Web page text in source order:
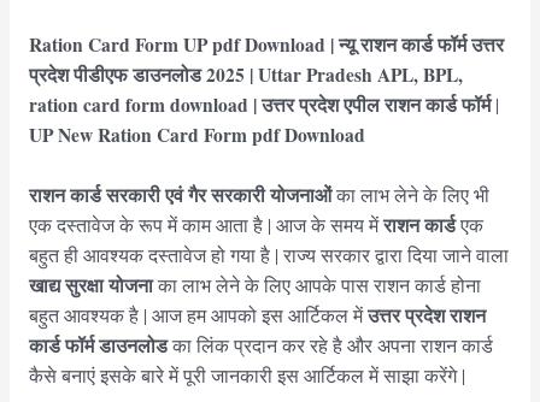
Ration Card Form UP pdf Download | न्यू राशन कार्ड फॉर्म उत्तर
प्रदेशपीडीएफ डाउनलोड 2025 | Uttar Pradesh APL, BPL,
ration card form download | उत्तर प्रदेशएपील राशन कार्ड फॉर्म|
UPNew Ration Card Form pdf Download
राशन कार्ड सरकारी एवं गैर सरकारी योजनाओंका लाभ लेने के लिए भी
एक दस्तावेज के रूप में काम आता है | आज के समय मेंराशन कार्डएक
बहुत ही आवश्यक दस्तावेज हो गया है | राज्य सरकार द्वारा दिया जाने वाला
खाद्य सुरक्षा योजनाका लाभ लेने के लिए आपके पास राशन कार्ड होना
बहुत आवश्यक है | आज हम आपको इस आर्टिकल मेंउत्तर प्रदेशराशन
कार्ड फॉर्म डाउनलोडका लिंक प्रदान कर रहे है और अपना राशन कार्ड
कैसे बनाएं इसके बारे में पूरी जानकारी इस आर्टिकल में साझा करेंगे |